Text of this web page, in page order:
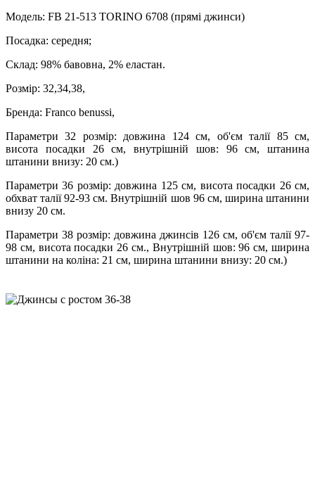
Модель: FB 21-513 TORINO 6708 (прямі джинси)
Посадка: середня;
Склад: 98% бавовна, 2% еластан.
Розмір: 32,34,38,
Бренда: Franco benussi,
Параметри 32 розмір: довжина 124 см, об'єм талії 85 см,
висота посадки 26 см, внутрішній шов: 96 см, штанина
штанини внизу: 20 см.)
Параметри 36 розмір: довжина 125 см, висота посадки 26 см,
обхват талії 92-93 см. Внутрішній шов 96 см, ширина штанини
внизу 20 см.
Параметри 38 розмір: довжина джинсів 126 см, об'єм талії 97-
98 см, висота посадки 26 см., Внутрішній шов: 96 см, ширина
штанини на коліна: 21 см, ширина штанини внизу: 20 см.)